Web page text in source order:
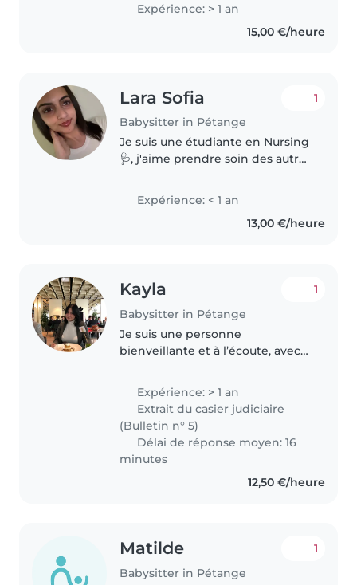
proposer des activités adaptées
à leur âge, comme des jeux, du
Expérience: > 1 an
15,00 €/heure
Lara Sofia
Babysitter in Pétange
1
Je suis une étudiante en Nursing
🩺, j'aime prendre soin des autres
m'adapte aux besoins de chaque
enfant. À l'écoute et responsable,
je veille sur vos enfants..
Expérience: < 1 an
13,00 €/heure
Kayla
Babysitter in Pétange
1
Je suis une personne
bienveillante et à l’écoute, avec
enfants de 3 à 12 ans. J’aime
proposer des activités pour les
occuper et je peux aussi les aider
avec..
Expérience: > 1 an
Extrait du casier judiciaire
(Bulletin n° 5)
Délai de réponse moyen: 16
minutes
12,50 €/heure
Matilde
Babysitter in Pétange
1